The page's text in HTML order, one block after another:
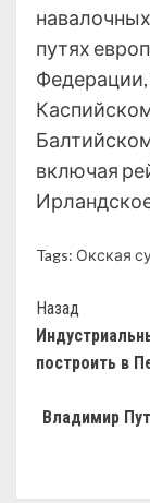
путях
включая
Tags: Окская
Назад
построить в
Владимир